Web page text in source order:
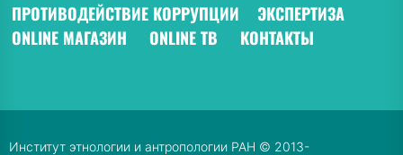
ПРОТИВОДЕЙСТВИЕ КОРРУПЦИИ ЭКСПЕРТИЗА
ONLINE МАГАЗИН
ONLINE ТВ КОНТАКТЫ
Институт этнологии и антропологии РАН © 2013-